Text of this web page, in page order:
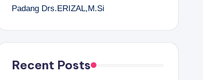
PadangDrs.ERIZAL,M.Si
Recent Posts